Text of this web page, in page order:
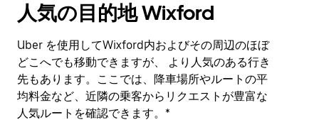
人気の目的地 Wixford
Uber を使用してWixford内およびその周辺のほぼ
どこへでも移動できますが、 より人気のある行き
先もあります。ここでは、降車場所やルートの平
均料金など、近隣の乗客からリクエストが豊富な
人気ルートを確認できます。*